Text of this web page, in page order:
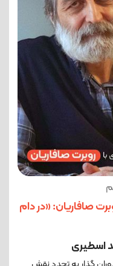
صافاریان: «در دام
اسطیری